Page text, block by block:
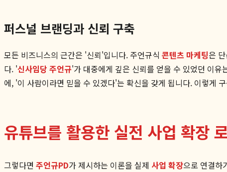
퍼스널 브랜딩과 신뢰 구축
모든 비즈니스의 근간은 '신뢰'입니다. 주언규식 콘텐츠 마케팅은
다. '신사임당 주언규'가 대중에게 깊은 신뢰를 얻을 수 있었던 이
에, '이 사람이라면 믿을 수 있겠다'는 확신을 갖게 됩니다. 이렇게
유튜브를 활용한 실전 사업 확장
그렇다면 주언규PD가 제시하는 이론을 실제 사업 확장으로 연결하